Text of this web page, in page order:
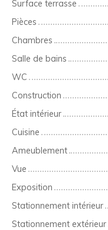
Surface terrasse
Pièces
Chambres
Salle de bains
WC
Construction
État intérieur
Cuisine
Ameublement
Vue
Exposition
Stationnement intérieur
Stationnement extérieur